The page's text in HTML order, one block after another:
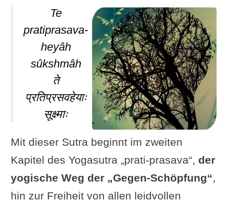
Te
pratiprasava-
heyâh
sûkshmâh
ते
प्रतिप्रसवहेयाः
सूक्ष्माः
Mit dieser Sutra beginnt im zweiten
Kapitel des Yogasutra „prati-prasava“, der
yogische Weg der „Gegen-Schöpfung“,
hin zur Freiheit von allen leidvollen